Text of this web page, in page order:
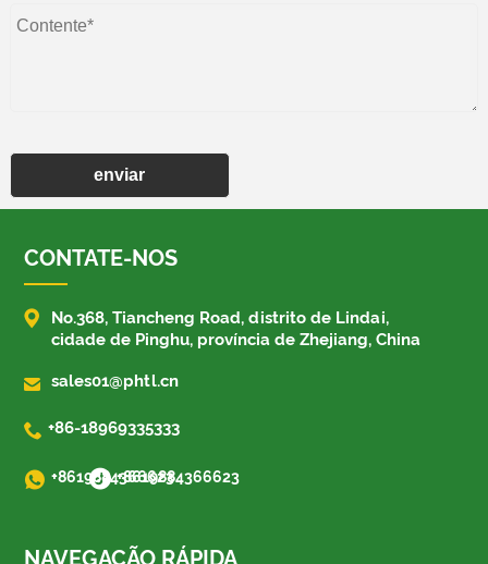
enviar
CONTATE-NOS

No.368, Tiancheng Road, distrito de Lindai,
cidade de Pinghu, província de Zhejiang, China
 sales01@phtl.cn
 +86-18969335333
+8619884366623+8619884366623
NAVEGAÇÃO RÁPIDA